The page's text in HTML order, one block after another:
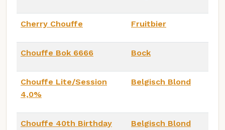
Cherry Chouffe Fruitbier
Chouffe Bok 6666 Bock
Chouffe Lite/Session
4,0%
Belgisch Blond
Chouffe 40th Birthday
Belgisch Blond